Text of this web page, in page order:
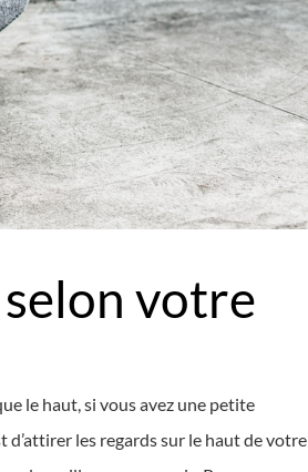
votre
le haut, si vous avez une petite
les regards sur le haut de votre